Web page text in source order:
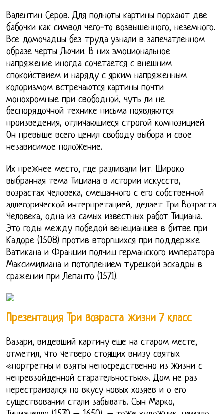
Валентин Серов. Для полноты картины порхают две
бабочки как символ чего-то возвышенного, неземного.
Все домочадцы без труда узнали в запечатленном
образе черты Лючии. В них эмоциональное
напряжение иногда сочетается с внешним
спокойствием и наряду с ярким напряженным
колоризмом встречаются картины почти
монохромные при свободной, чуть ли не
беспорядочной технике письма появляются
произведения, отличающиеся строгой композицией.
Он превыше всего ценил свободу выбора и свое
независимое положение.
Их прежнее место, где разливали (ит. Широко
выбранная тема Тициана в истории искусств,
возрастах человека, смешанного с его собственной
аллегорической интерпретацией, делает Три Возраста
Человека, одна из самых известных работ Тициана.
Это годы между победой венецианцев в битве при
Кадоре (1508) против вторгшихся при поддержке
Ватикана и Франции полчищ германского императора
Максимилиана и потоплением турецкой эскадры в
сражении при Лепанто (1571).
Презентация Три возраста жизни 7 класс
Вазари, видевший картину еще на старом месте,
отметил, что четверо стоящих внизу святых
«портретны и взяты непосредственно из жизни с
непревзойденной старательностью». Дом не раз
перестраивался по вкусу новых хозяев и о его
существовании стали забывать. Сын Марко,